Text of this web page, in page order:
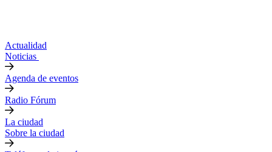
Actualidad
Noticias
Agenda de eventos
Radio Fórum
La ciudad
Sobre la ciudad